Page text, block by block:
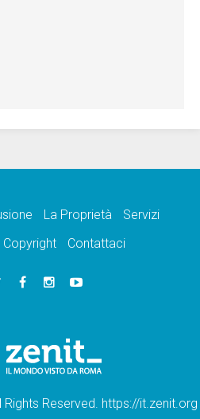
La Proprietà
Servizi
Copyright Contattaci
Reserved. https://it.zenit.org